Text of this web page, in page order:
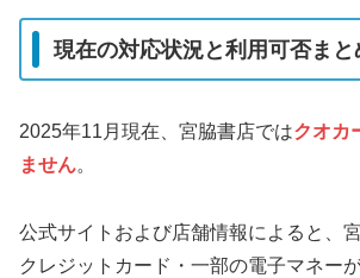
現在の対応状況と利用可否まと
2025年11月現在、宮脇書店ではクオカ
ません。
公式サイトおよび店舗情報によると、
クレジットカード・一部の電子マネー